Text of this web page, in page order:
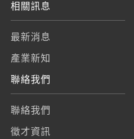
相關訊息
最新消息
產業新知
聯絡我們
聯絡我們
徵才資訊